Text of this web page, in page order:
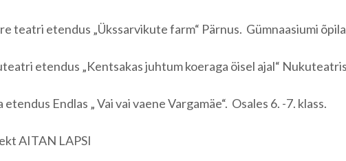
teatri etendus „Ükssarvikute farm“ Pärnus. Gümnaasiumi
etendus „Kentsakas juhtum koeraga öisel ajal“
Endlas „ Vai vai vaene Vargamäe“. Osales 6. -7. klass.
AITAN LAPSI